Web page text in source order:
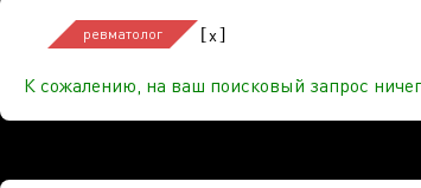
ревматолог [x]
К сожалению, на ваш поисковый запрос